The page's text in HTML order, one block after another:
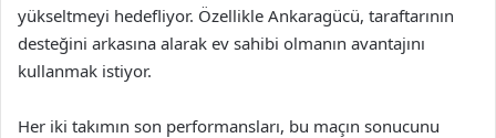
yükseltmeyi hedefliyor. Özellikle Ankaragücü, taraftarının
desteğini arkasına alarak ev sahibi olmanın avantajını
kullanmak istiyor.
Her iki takımın son performansları, bu maçın sonucunu